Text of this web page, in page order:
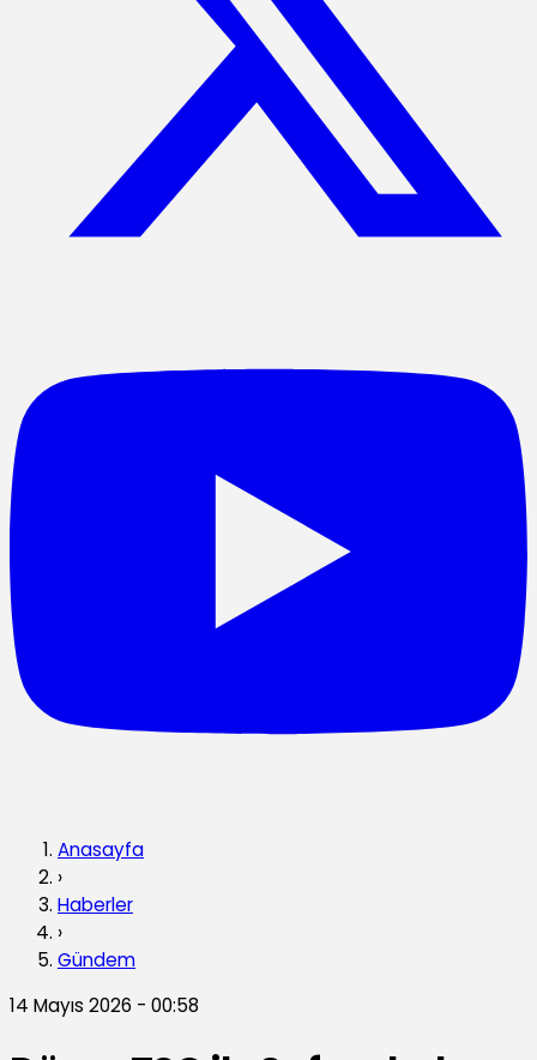
Anasayfa
›
Haberler
›
Gündem
14 Mayıs 2026 - 00:58